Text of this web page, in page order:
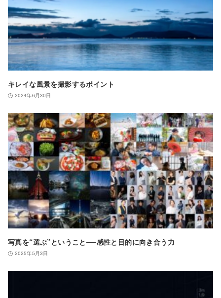
キレイな風景を撮影するポイント
2024年6月30日
写真を“選ぶ”ということ──感性と目的に向き合う力
2025年5月3日